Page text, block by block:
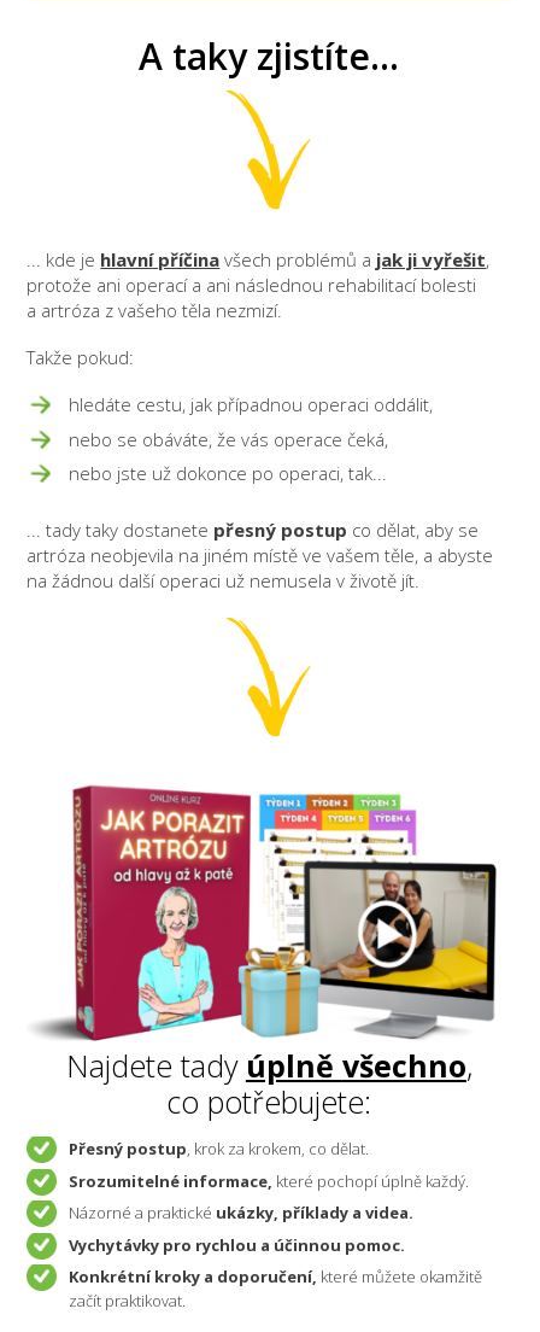
A taky zjistíte...
... kde je hlavní příčina všech problémů a jak ji vyřešit,
protože ani operací a ani následnou rehabilitací bolesti
a artróza z vašeho těla nezmizí.
Takže pokud:
hledáte cestu, jak případnou operaci oddálit,
nebo se obáváte, že vás operace čeká,
nebo jste už dokonce po operaci, tak...
... tady taky dostanete přesný postup co dělat, aby se
artróza neobjevila na jiném místě ve vašem těle, a abyste
na žádnou další operaci už nemusela v životě jít.
Najdete tady úplně všechno,
co potřebujete:
Přesný postup, krok za krokem, co dělat.
Srozumitelné informace, které pochopí úplně každý.
Názorné a praktické ukázky, příklady a videa.
Vychytávky pro rychlou a účinnou pomoc.
Konkrétní kroky a doporučení, které můžete okamžitě
začít praktikovat.